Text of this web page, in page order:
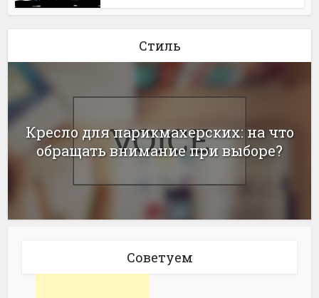
Стиль
Кресло для парикмахерских: на что
обращать внимание при выборе?
Советуем